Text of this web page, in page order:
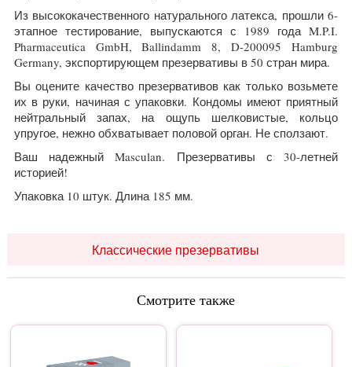
Из высококачественного натурального латекса, прошли 6-
этапное тестирование, выпускаются с 1989 года M.P.I.
Pharmaceutica GmbH, Ballindamm 8, D-200095 Hamburg
Germany, экспортирующем презервативы в 50 стран мира.
Вы оцените качество презервативов как только возьмете
их в руки, начиная с упаковки. Кондомы имеют приятный
нейтральный запах, на ощупь шелковистые, кольцо
упругое, нежно обхватывает половой орган. Не сползают.
Ваш надежный Masculan. Презервативы с 30-летней
историей!
Упаковка 10 штук. Длина 185 мм.
Классические презервативы
Смотрите также